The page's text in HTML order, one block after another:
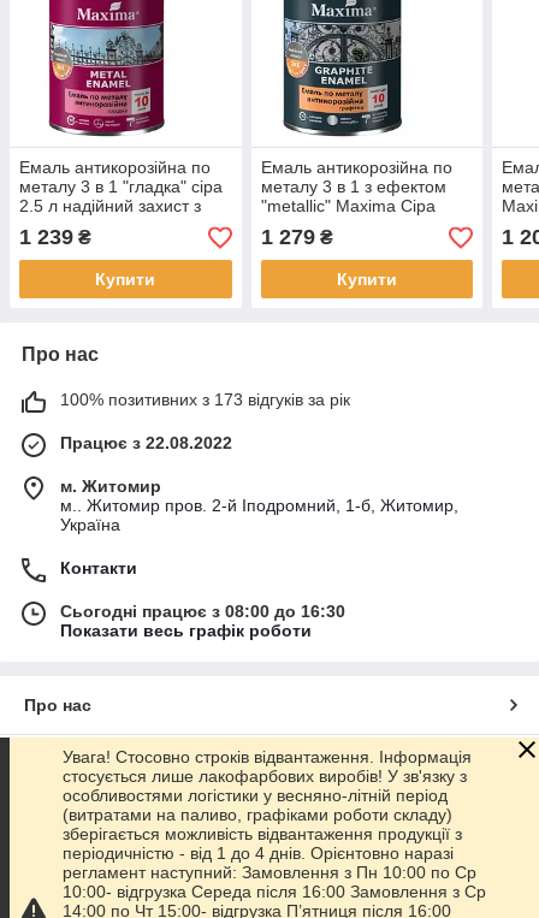
Емаль антикорозійна по
металу 3 в 1 "гладка" сіра
2.5 л надійний захист з
глянцевим ефектом
1 239 ₴
Купити
Емаль антикорозійна по
металу 3 в 1 з ефектом
"metallic" Maxima Сіра
2.3кг текстура мерехтіння
маскує та вирівнює
нерівності
1 279₴
Купити
з
1
Про нас
100% позитивних з 173 відгуків за рік
Працює з 22.08.2022
м. Житомир
м.. Житомир пров. 2-й Іподромний, 1-б, Житомир,
Україна
Контакти
Сьогодні працює з 08:00 до 16:30
Показати весь графік роботи
Про нас
Контакти
Доставка та оплата
Графік роботи
Увага! Стосовно строків відвантаження. Інформація
стосується лише лакофарбових виробів! У зв'язку з
особливостями логістики у весняно-літній період
(витратами на паливо, графіками роботи складу)
зберігається можливість відвантаження продукції з
періодичністю - від 1 до 4 днів. Орієнтовно наразі
регламент наступний: Замовлення з Пн 10:00 по Ср
10:00- відгрузка Середа після 16:00 Замовлення з Ср
14:00 по Чт 15:00- відгрузка П’ятниця після 16:00